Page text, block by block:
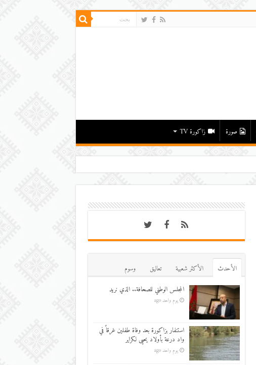
صورة زاكورة TV
اﻷحدث اﻷكثر شعبية تعاليق
وسوم
المجلس الوطني للصحافة.. الذي نريد
يوم واحد ago
استنفار بزاكورة بعد وفاة طفلين غرقاً في
واد درعة بأولاد يحيى لكراير
يوم واحد ago